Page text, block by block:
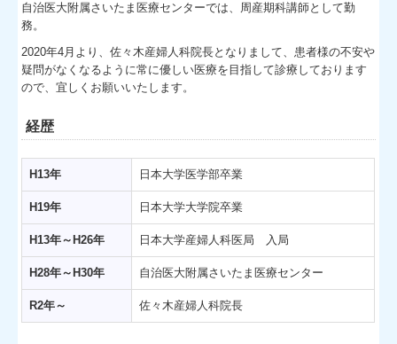
自治医大附属さいたま医療センターでは、周産期科講師として勤
務。
2020年4月より、佐々木産婦人科院長となりまして、患者様の不安や
疑問がなくなるように常に優しい医療を目指して診療しております
ので、宜しくお願いいたします。
経歴
H13年 日本大学医学部卒業
H19年 日本大学大学院卒業
H13年～H26年 日本大学産婦人科医局 入局
H28年～H30年 自治医大附属さいたま医療センター
R2年～ 佐々木産婦人科院長